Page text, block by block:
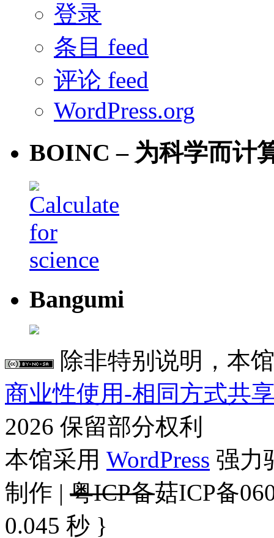
登录
条目 feed
评论 feed
WordPress.org
BOINC – 为科学而计
Bangumi
除非特别说明，本
商业性使用-相同方式共
2026 保留部分权利
本馆采用 WordPress 强力
制作 | 粤ICP备菇ICP备
0.045 秒 }